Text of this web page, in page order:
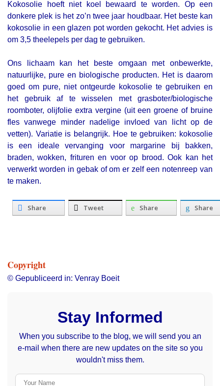
Kokosolie hoeft niet koel bewaard te worden. Op een
donkere plek is het zo’n twee jaar houdbaar. Het beste kan
kokosolie in een glazen pot worden gekocht. Het advies is
om 3,5 theelepels per dag te gebruiken.
Ons lichaam kan het beste omgaan met onbewerkte,
natuurlijke, pure en biologische producten. Het is daarom
goed om pure, niet ontgeurde kokosolie te gebruiken en
het gebruik af te wisselen met grasboter/biologische
roomboter, olijfolie extra vergine (uit een groene of bruine
fles vanwege minder nadelige invloed van licht op de
vetten). Variatie is belangrijk. Hoe te gebruiken: kokosolie
is een ideale vervanging voor margarine bij bakken,
braden, wokken, frituren en voor op brood. Ook kan het
verwerkt worden in gebak of om er zelf een notenreep van
te maken.
Share Tweet Share Share
Copyright
© Gepubliceerd in: Venray Boeit
Stay Informed
When you subscribe to the blog, we will send you an
e-mail when there are new updates on the site so you
wouldn't miss them.